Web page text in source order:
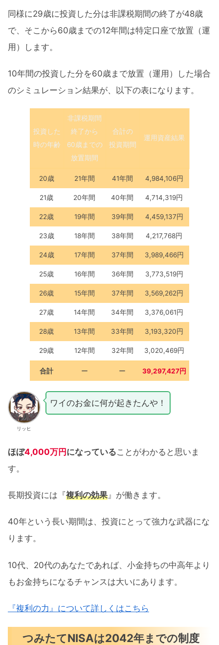
同様に29歳に投資した分は非課税期間の終了が48歳
で、そこから60歳までの12年間は特定口座で放置（運
用）します。
10年間の投資した分を60歳まで放置（運用）した場合
のシミュレーション結果が、以下の表になります。
投資した
時の年齢
非課税期間
終了から
60歳までの
放置期間
合計の
投資期間
運用資産結果
20歳 21年間 41年間 4,984,106円
21歳 20年間 40年間 4,714,319円
22歳 19年間 39年間 4,459,137円
23歳 18年間 38年間 4,217,768円
24歳 17年間 37年間 3,989,466円
25歳 16年間 36年間 3,773,519円
26歳 15年間 37年間 3,569,262円
27歳 14年間 34年間 3,376,061円
28歳 13年間 33年間 3,193,320円
29歳 12年間 32年間 3,020,469円
合計 ー ー 39,297,427円
リッヒ
ワイのお金に何が起きたんや！
ほぼ4,000万円になっていることがわかると思いま
す。
長期投資には『複利の効果』が働きます。
40年という長い期間は、投資にとって強力な武器にな
ります。
10代、20代のあなたであれば、小金持ちの中高年より
もお金持ちになるチャンスは大いにあります。
『複利の力』について詳しくはこちら
つみたてNISAは2042年までの制度